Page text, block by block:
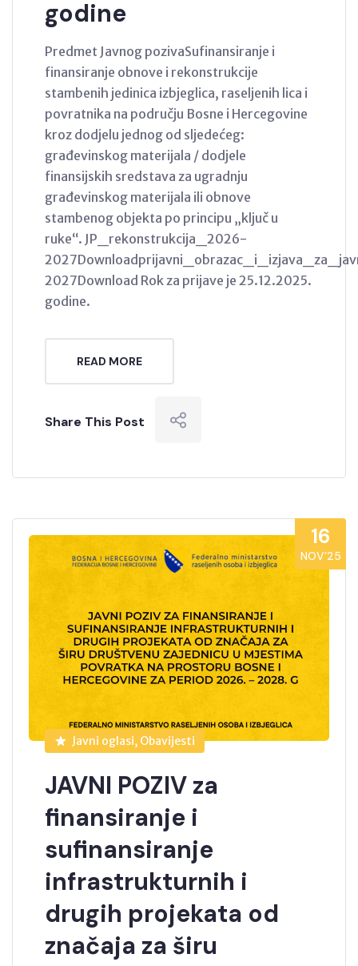
godine
Predmet Javnog pozivaSufinansiranje i
finansiranje obnove i rekonstrukcije
stambenih jedinica izbjeglica, raseljenih lica i
povratnika na području Bosne i Hercegovine
kroz dodjelu jednog od sljedećeg:
građevinskog materijala / dodjele
finansijskih sredstava za ugradnju
građevinskog materijala ili obnove
stambenog objekta po principu „ključ u
ruke“. JP_rekonstrukcija_2026-
2027Download Rok za prijave je 25.12.2025.
godine.
READ MORE
Share This Post
16
NOV’25
Javni oglasi, Obavijesti
JAVNI POZIV za
finansiranje i
sufinansiranje
infrastrukturnih i
drugih projekata od
značaja za širu